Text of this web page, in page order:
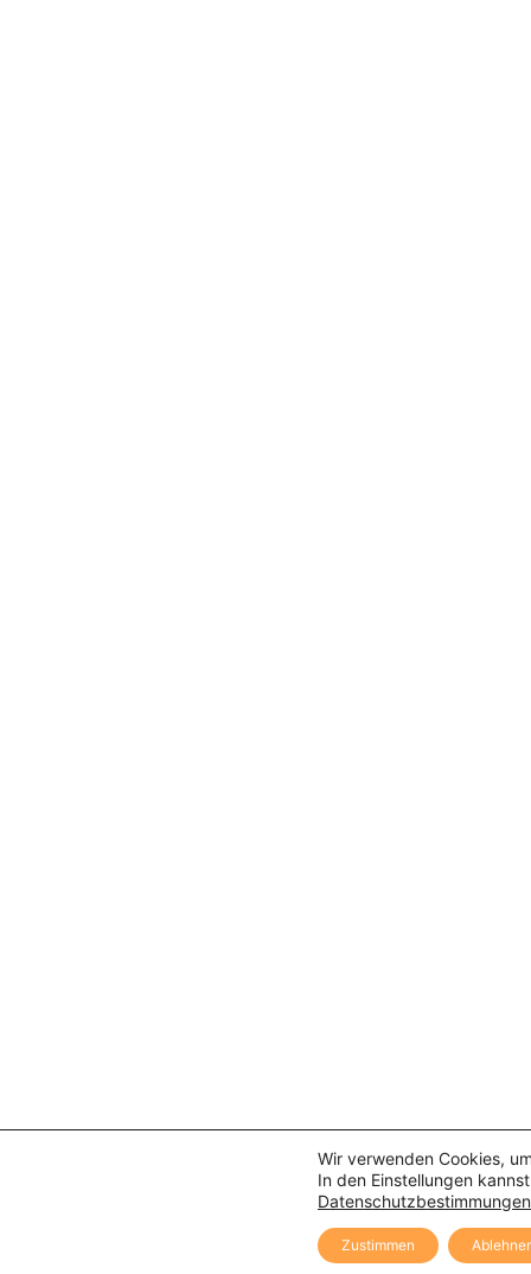
Wir verwenden Cookies,
In den Einstellungen
Datenschutzbestimmungen
Zustimmen